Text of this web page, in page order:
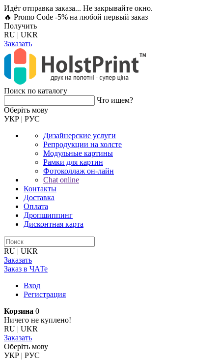
Идёт отправка заказа... Не закрывайте окно.
🔥 Promo Code -5% на любой первый заказ
Получить
RU | UKR
Заказать
Поиск по каталогу
Что ищем?
Оберiть мову
УКР | РУС
Дизайнерские услуги
Репродукции на холсте
Модульные картины
Рамки для картин
Фотоколлаж он-лайн
Chat online
Контакты
Доставка
Оплата
Дропшиппинг
Дисконтная карта
RU | UKR
Заказать
Заказ в ЧАТе
Вход
Регистрация
Корзина 0
Ничего не куплено!
RU | UKR
Заказать
Оберiть мову
УКР | РУС